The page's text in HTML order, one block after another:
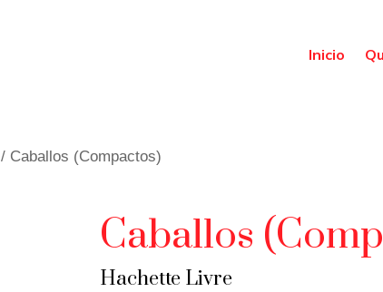
Inicio
/ Caballos (Compactos)
Caballos
Hachette Livre